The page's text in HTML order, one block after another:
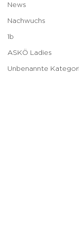
News
Nachwuchs
1b
ASKÖ Ladies
Unbenannte